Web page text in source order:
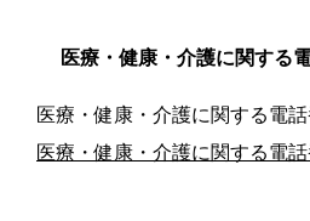
医療・健康・介護に関する
医療・健康・介護に関する電
医療・健康・介護に関する電